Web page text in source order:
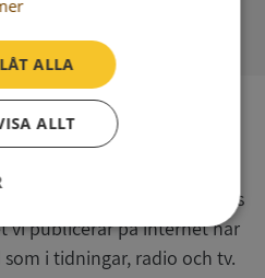
www.syna.se ett av
och tv s.k. utgivningsbevis
vi publicerar på internet har
i tidningar, radio och tv.
ALLA
ALLT
Inriktning